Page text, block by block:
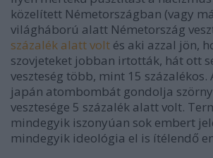
közelített Németországban (vagy
világháború alatt Németország
százalék alatt volt és aki azzal jön,
szovjeteket jobban irtották, hát ott
veszteség több, mint 15 százalékos.
japán atombombát gondolja
vesztesége 5 százalék alatt volt.
mindegyik iszonyúan sok embert
mindegyik ideológia el is ítélendő